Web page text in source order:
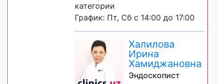
категории
График: Пт, Сб с 14:00 до 17:00
Халилова
Ирина
Хамиджановна
Эндоскопист